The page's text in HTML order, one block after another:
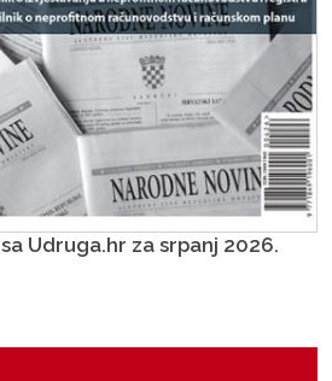
Udruga.hr za srpanj 2026.